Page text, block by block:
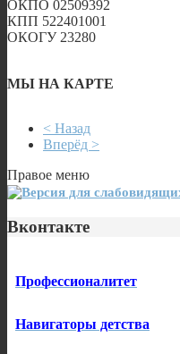
ОКПО 02509392
КПП 522401001
ОКОГУ 23280
МЫ НА КАРТЕ
Юбилейная улица, 24 на карте
< Назад
Вперёд >
Правое меню
Вконтакте
Профессионалитет
Навигаторы детства